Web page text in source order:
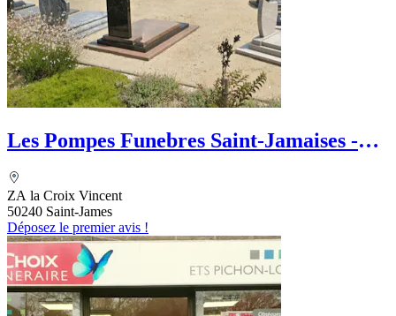
Les Pompes Funebres Saint-Jamaises -
ZA la Croix Vincent
50240 Saint-James
Déposez le premier avis !